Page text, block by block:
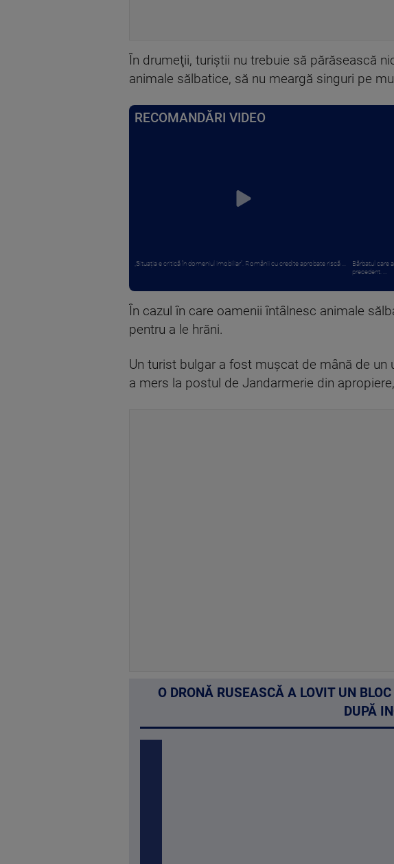
În drumeţii, turiştii nu trebuie să părăsească
animale sălbatice, să nu meargă singuri pe
RECOMANDĂRI VIDEO
„Situația e critică în domeniul imobiliar”. Românii cu credite aprobate riscă ...
Bărbatul care
precedent. ...
În cazul în care oamenii întâlnesc animale
pentru a le hrăni.
Un turist bulgar a fost muşcat de mână de un
a mers la postul de Jandarmerie din
O DRONĂ RUSEASCĂ A LOVIT UN
DUPĂ